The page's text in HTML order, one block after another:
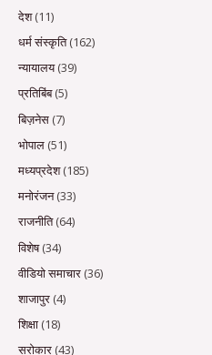
देश(11)
धर्म संस्कृति(162)
न्यायालय(39)
प्रतिबिंब(5)
बिज़नेस (7)
भोपाल (51)
मध्यप्रदेश(185)
मनोरंजन(33)
राजनीति(64)
विशेष(34)
वीडियो समाचार (36)
शाजापुर (4)
शिक्षा (18)
सरोकार (43)